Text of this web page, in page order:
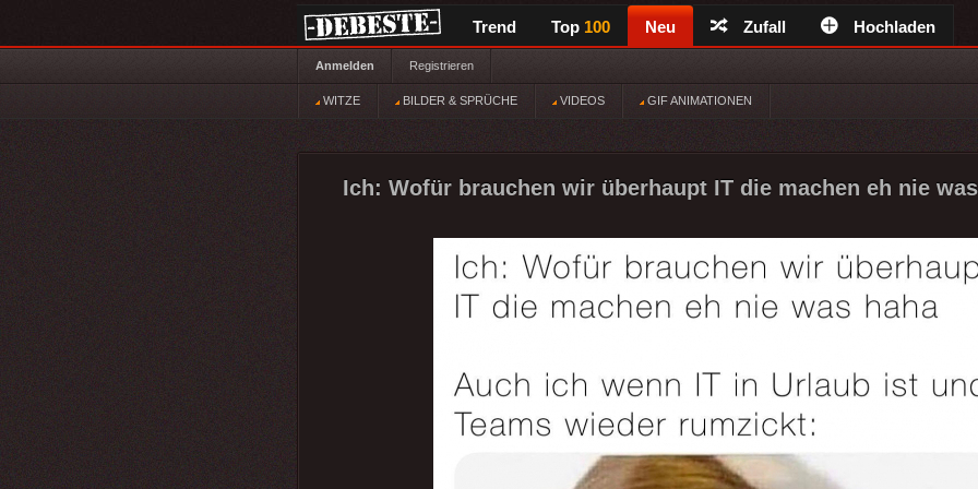
Trend Top 100 Neu Zufall Hochladen
Anmelden Registrieren
WITZE BILDER & SPRÜCHE VIDEOS GIF ANIMATIONEN
Ich: Wofür brauchen wir überhaupt IT die machen eh nie